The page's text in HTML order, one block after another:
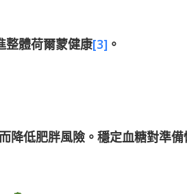
整體荷爾蒙健康[3] 。
降低肥胖風險。穩定血糖對準